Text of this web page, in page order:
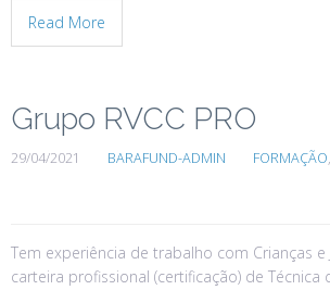
Read More
Grupo RVCC PRO
29/04/2021 BARAFUND-ADMIN FORMAÇÃO,
Tem experiência de trabalho com Crianças e
carteira profissional (certificação) de Técnica